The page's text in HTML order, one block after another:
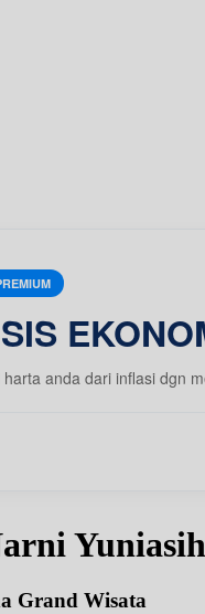
harta anda dari inflasi dgn
Grand Wisata